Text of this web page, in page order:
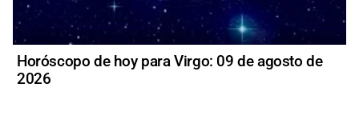
Horóscopo de hoy para Virgo: 09 de agosto de
2026